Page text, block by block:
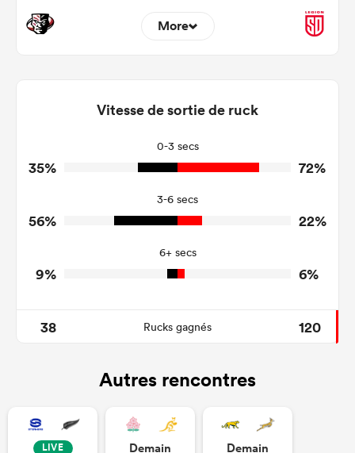
More
Tackles Made
Tackles Missed
6
3
1
2
Tackle Offload Allowed
Vitesse de sortie de ruck
0-3 secs
35% 72%
3-6 secs
56% 22%
6+ secs
9% 6%
38 Rucks gagnés 120
Autres rencontres
LIVE
Demain Demain